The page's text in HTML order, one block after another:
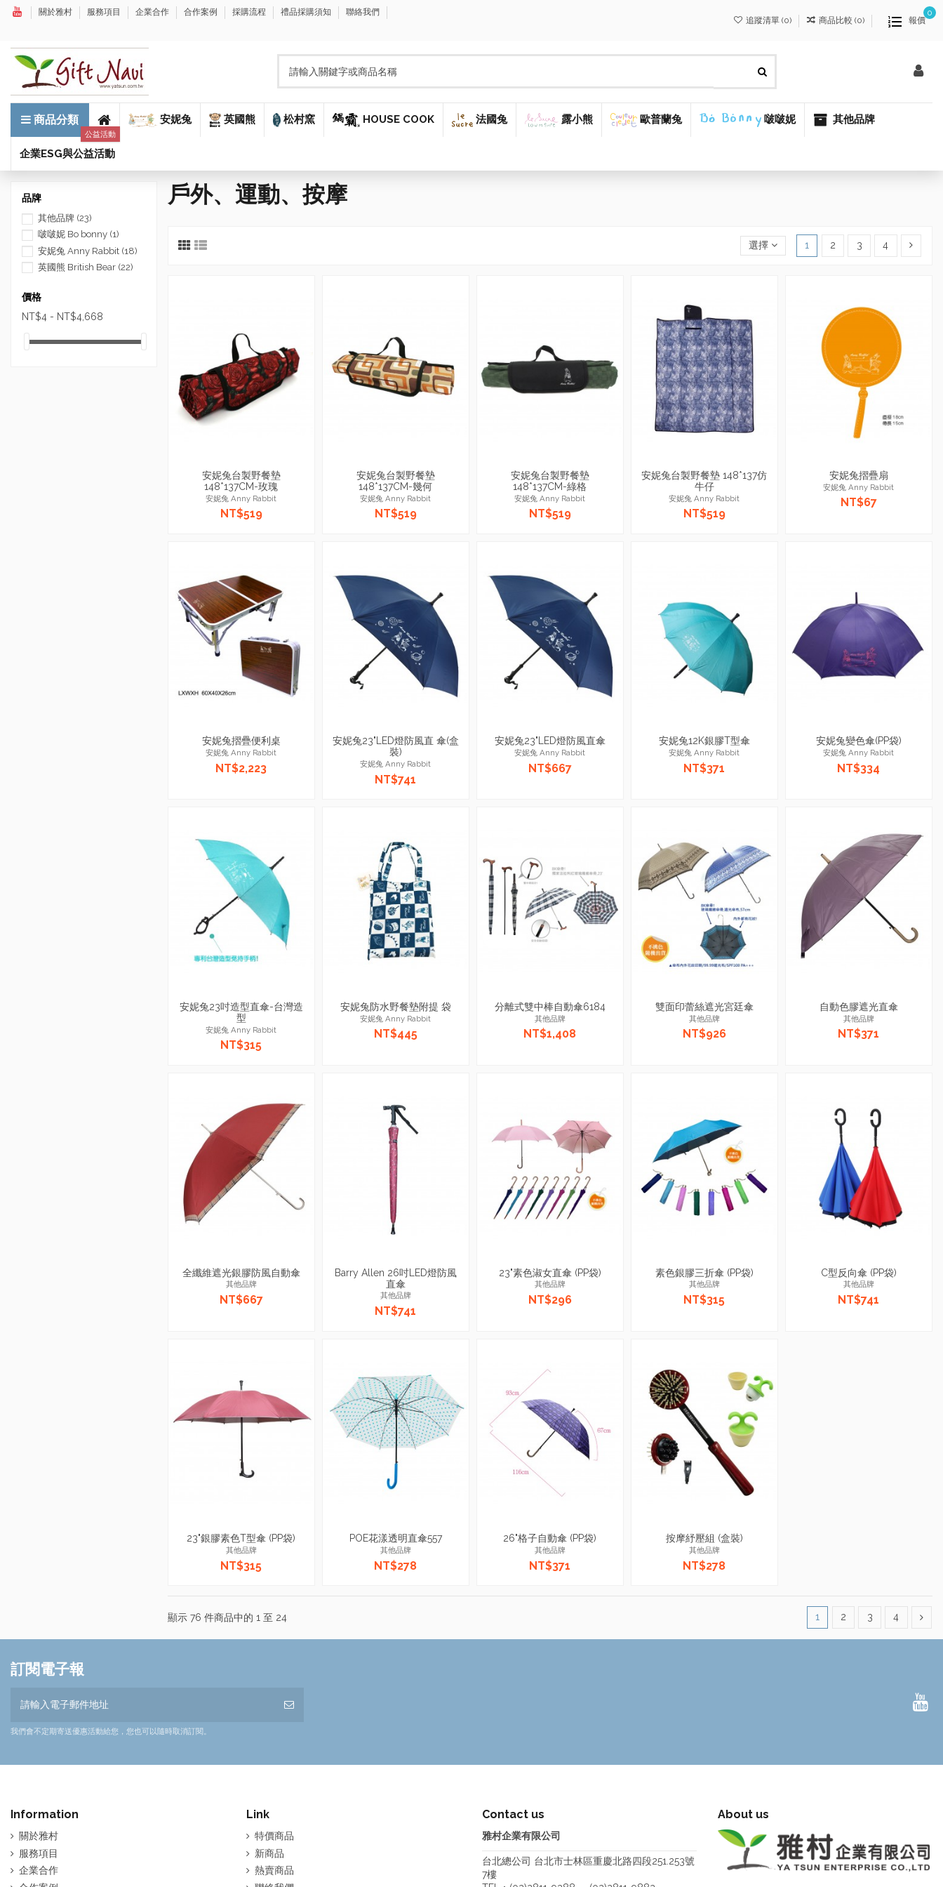
關於雅村 服務項目 企業合作 合作案例 採購流程 禮品採購須知
聯絡我們
追蹤清單 (0) 商品比較 (0) 報價
0
商品分類 安妮兔 英國熊 松村窯 HOUSE COOK 法國兔 露小熊 歐普蘭兔 啵啵妮 其他品牌
企業ESG與公益活動
公益活動
戶外、運動、按摩
選擇 1 2 3 4
安妮兔台製野餐墊
148*137CM-玫瑰
安妮兔 Anny Rabbit
NT$519
安妮兔台製野餐墊
148*137CM-幾何
安妮兔 Anny Rabbit
NT$519
安妮兔台製野餐墊
148*137CM-綠格
安妮兔 Anny Rabbit
NT$519
安妮兔台製野餐墊 148*137仿
牛仔
安妮兔 Anny Rabbit
NT$519
安妮兔摺疊扇
安妮兔 Anny Rabbit
NT$67
安妮兔摺疊便利桌
安妮兔 Anny Rabbit
NT$2,223
安妮兔23"LED燈防風直 傘(盒
裝)
安妮兔 Anny Rabbit
NT$741
安妮兔23"LED燈防風直傘
安妮兔 Anny Rabbit
NT$667
安妮兔12K銀膠T型傘
安妮兔 Anny Rabbit
NT$371
安妮兔變色傘(PP袋)
安妮兔 Anny Rabbit
NT$334
安妮兔23吋造型直傘-台灣造
型
安妮兔 Anny Rabbit
NT$315
安妮兔防水野餐墊附提 袋
安妮兔 Anny Rabbit
NT$445
分離式雙中棒自動傘6184
其他品牌
NT$1,408
雙面印蕾絲遮光宮廷傘
其他品牌
NT$926
自動色膠遮光直傘
其他品牌
NT$371
全纖維遮光銀膠防風自動傘
其他品牌
NT$667
Barry Allen 26吋LED燈防風
直傘
其他品牌
NT$741
23"素色淑女直傘 (PP袋)
其他品牌
NT$296
素色銀膠三折傘 (PP袋)
其他品牌
NT$315
C型反向傘 (PP袋)
其他品牌
NT$741
23"銀膠素色T型傘 (PP袋)
其他品牌
NT$315
POE花漾透明直傘557
其他品牌
NT$278
26"格子自動傘 (PP袋)
其他品牌
NT$371
按摩紓壓組 (盒裝)
其他品牌
NT$278
顯示 76 件商品中的 1 至 24 1 2 3 4
品牌
其他品牌 (23)
啵啵妮 Bo bonny (1)
安妮兔 Anny Rabbit (18)
英國熊 British Bear (22)
價格
NT$4 - NT$4,668
訂閱電子報
我們會不定期寄送優惠活動給您，您也可以隨時取消訂閱。
Information
關於雅村
服務項目
企業合作
Link
特價商品
新商品
熱賣商品
Contact us
雅村企業有限公司
台北總公司 台北市士林區重慶北路四段251.253號
7樓
About us